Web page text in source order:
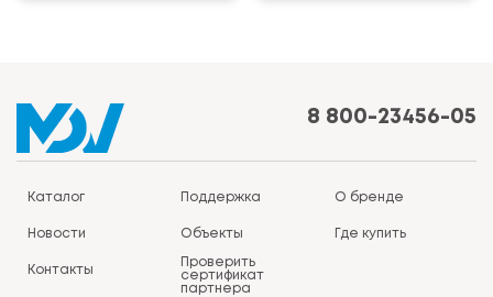
8 800-23456-05
Каталог Поддержка О бренде
Новости Объекты Где купить
Контакты
Проверить
сертификат
партнера